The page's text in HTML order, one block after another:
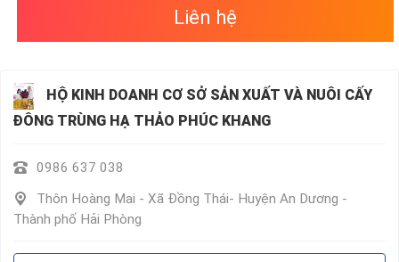
Liên hệ
HỘ KINH DOANH CƠ SỞ SẢN XUẤT VÀ NUÔI CẤY
ĐÔNG TRÙNG HẠ THẢO PHÚC KHANG
0986 637 038
Thôn Hoàng Mai - Xã Đồng Thái- Huyện An Dương -
Thành phố Hải Phòng